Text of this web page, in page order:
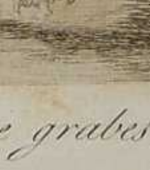
carrer, en què també
per indicar l’estat
i paralític, de la
moral, social i estètica
el Secretari d’Estat
la premsa, Goya serà